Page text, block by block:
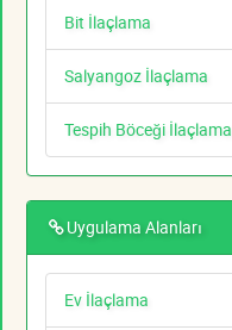
Bit İlaçlama
Salyangoz İlaçlama
Tespih Böceği İlaçlama
Uygulama Alanları
Ev İlaçlama